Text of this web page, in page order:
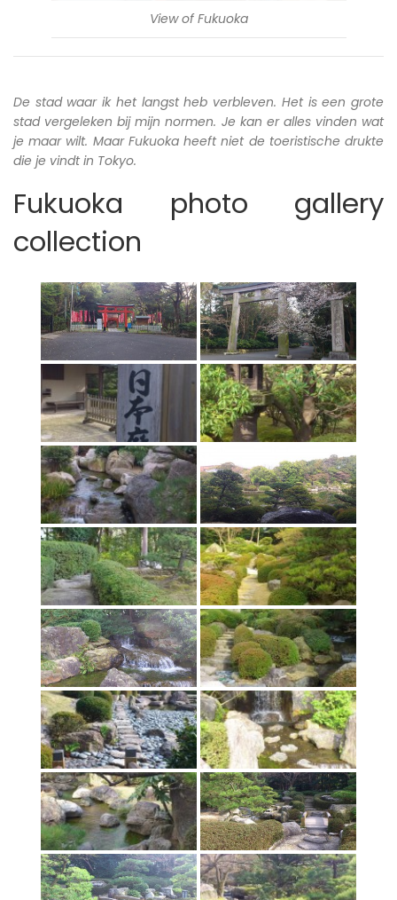
View of Fukuoka
De stad waar ik het langst heb verbleven. Het is een grote
stad vergeleken bij mijn normen. Je kan er alles vinden wat
je maar wilt. Maar Fukuoka heeft niet de toeristische drukte
die je vindt in Tokyo.
Fukuoka photo gallery
collection